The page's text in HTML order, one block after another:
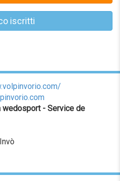
wedosport - Service de
iscritti